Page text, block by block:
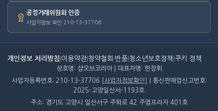
공정거래위원회 인증
사업자정보 확인 210-13-37706
개인정보 처리방침 이용약관 청약철회·반품 청소년보호정책 쿠키 정책
상호명: 샵오브코리아 | 대표자명: 한창휘
사업자등록번호: 210-13-37706
[사업자정보확인]
| 통신판매업신고번호:
2025-고양일산서-1193호
주소: 경기도 고양시 일산서구 주화로 42 주엽프라자 401호